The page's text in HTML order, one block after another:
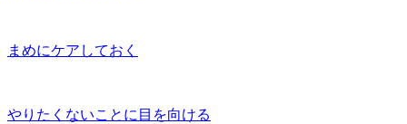
まめにケアしておく
やりたくないことに目を向ける